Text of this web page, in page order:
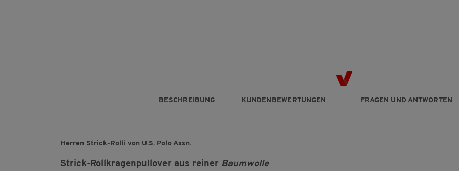
BESCHREIBUNG KUNDENBEWERTUNGEN FRAGEN UND ANTWORTEN
Herren Strick-Rolli von U.S. Polo Assn.
Strick-Rollkragenpullover aus reiner Baumwolle